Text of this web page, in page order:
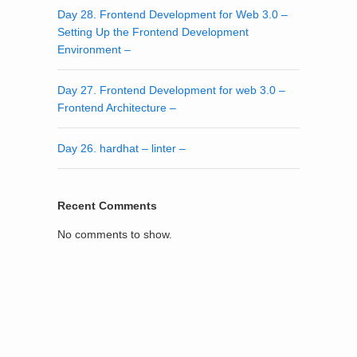
Day 28. Frontend Development for Web 3.0 –
Setting Up the Frontend Development
Environment –
Day 27. Frontend Development for web 3.0 –
Frontend Architecture –
Day 26. hardhat – linter –
Recent Comments
No comments to show.